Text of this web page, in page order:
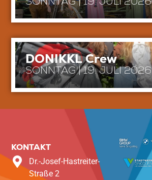
DONIKKL Crew
SONNTAG | 19. JULI 2026
KONTAKT
Dr.-Josef-Hastreiter-
Straße 2